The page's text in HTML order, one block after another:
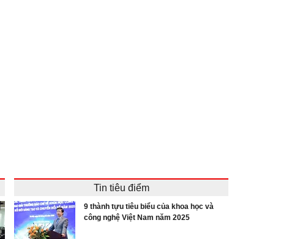
Tin tiêu điểm
9 thành tựu tiêu biểu của khoa học và
công nghệ Việt Nam năm 2025